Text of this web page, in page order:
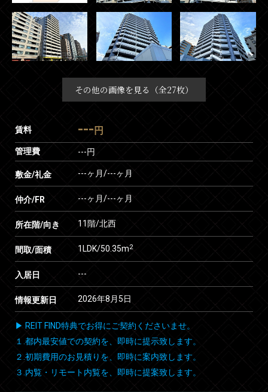
その他の画像を見る（全27枚）
賃料 --- 円
管理費 ---円
敷金/礼金 ---ヶ月/---ヶ月
仲介/FR ---ヶ月/---ヶ月
所在階/向き 11階/北西
間取/面積 1LDK/50.35m2
入居日 ---
情報更新日 2026年8月5日
▶ REIT FIND特典でお得にご契約くださいませ。
１.都内最安値での契約を、即時に提示致します。
２.初期費用のお見積りを、即時に案内致します。
３.内覧・リモート内覧を、即時に提案致します。